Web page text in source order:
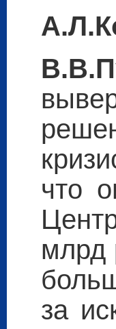
что
млрд
за